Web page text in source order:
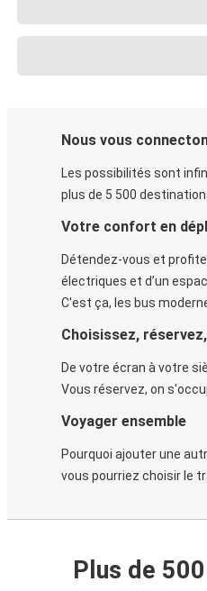
Nous vous
Les possibilités sont
plus de 5 500
Votre confort en
Détendez-vous et
électriques et d’un
C'est ça, les bus
Choisissez,
De votre écran à votre
Vous réservez, on
Voyager ensemble
Pourquoi ajouter une
vous pourriez choisir le
Plus de